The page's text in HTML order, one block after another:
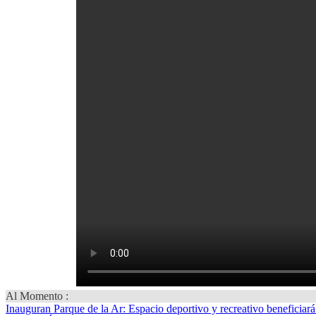
Al Momento :
Inauguran Parque de la Ar: Espacio deportivo y recreativo